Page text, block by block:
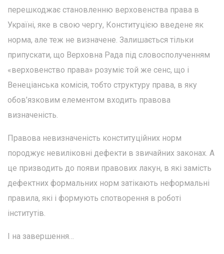
перешкоджає становленню верховенства права в
Україні, яке в свою чергу, Конституцією введене як
норма, але теж не визначене. Залишається тільки
припускати, що Верховна Рада під словосполученням
«верховенство права» розуміє той же сенс, що і
Венеціанська комісія, тобто структуру права, в яку
обов’язковим елементом входить правова
визначеність.
Правова невизначеність конституційних норм
породжує невиліковні дефекти в звичайних законах. А
це призводить до появи правових лакун, в які замість
дефектних формальних норм затікають неформальні
правила, які і формують спотворення в роботі
інститутів.
І на завершення…